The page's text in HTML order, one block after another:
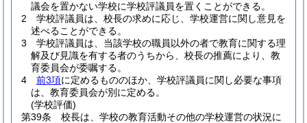
議会を置かない学校に学校評議員を置くことができる。
2
学校評議員は、校長の求めに応じ、学校運営に関し意見を
述べることができる。
3
学校評議員は、当該学校の職員以外の者で教育に関する理
解及び見識を有する者のうちから、校長の推薦により、教
育委員会が委嘱する。
4
前3項に定めるもののほか、学校評議員に関し必要な事項
は、教育委員会が別に定める。
(学校評価)
第39条
校長は、学校の教育活動その他の学校運営の状況に